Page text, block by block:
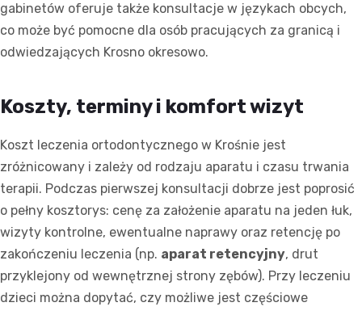
gabinetów oferuje także konsultacje w językach obcych,
co może być pomocne dla osób pracujących za granicą i
odwiedzających Krosno okresowo.
Koszty, terminy i komfort wizyt
Koszt leczenia ortodontycznego w Krośnie jest
zróżnicowany i zależy od rodzaju aparatu i czasu trwania
terapii. Podczas pierwszej konsultacji dobrze jest poprosić
o pełny kosztorys: cenę za założenie aparatu na jeden łuk,
wizyty kontrolne, ewentualne naprawy oraz retencję po
zakończeniu leczenia (np. aparat retencyjny, drut
przyklejony od wewnętrznej strony zębów). Przy leczeniu
dzieci można dopytać, czy możliwe jest częściowe